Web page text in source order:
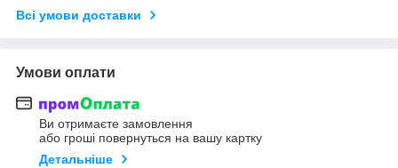
Всі умови доставки
Умови оплати
Ви отримаєте замовлення
або гроші повернуться на вашу картку
Детальніше